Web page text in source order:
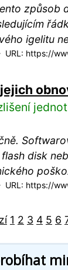
způsob
igelitu
https://
disk
https://
1 2 3 4 5 6